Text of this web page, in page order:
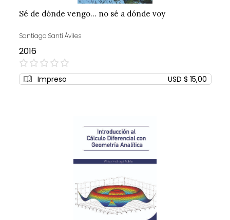
Sé de dónde vengo... no sé a dónde voy
Santiago Santi Áviles
2016
0%
Impreso USD $ 15,00